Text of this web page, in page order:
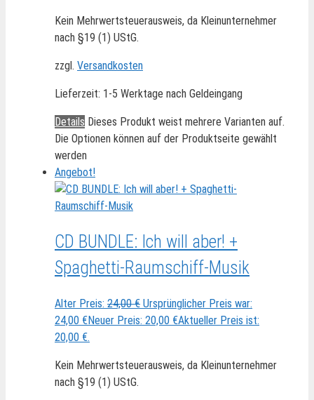
Kein Mehrwertsteuerausweis, da Kleinunternehmer
nach §19 (1) UStG.
zzgl. Versandkosten
Lieferzeit: 1-5 Werktage nach Geldeingang
Details Dieses Produkt weist mehrere Varianten auf.
Die Optionen können auf der Produktseite gewählt
werden
Angebot!
CD BUNDLE: Ich will aber! +
Spaghetti-Raumschiff-Musik
Alter Preis: 24,00€ Ursprünglicher Preis war:
24,00 €Neuer Preis: 20,00 €Aktueller Preis ist:
20,00 €.
Kein Mehrwertsteuerausweis, da Kleinunternehmer
nach §19 (1) UStG.